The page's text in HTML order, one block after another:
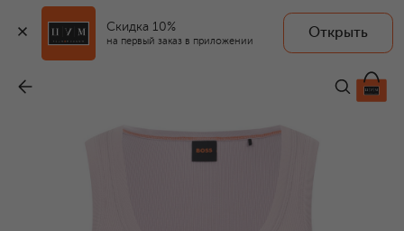
Скидка 10%
на первый заказ в приложении
Открыть
BOSS ORANGE
4 195 ₽